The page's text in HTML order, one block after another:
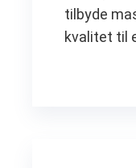
tilbyde
kvalitet til